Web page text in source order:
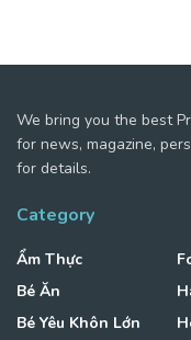
We bring you the best
for news, magazine,
for details.
Category
Ẩm Thực
Bé Ăn
Bé Yêu Khôn Lớn